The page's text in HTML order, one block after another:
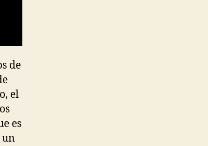
de
el
es
un